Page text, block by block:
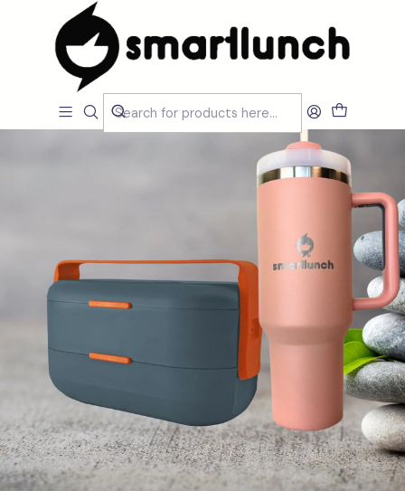
CARACTERISTICAS
Set Copo Térmico Beje e Marmita Bento Azul Cinza